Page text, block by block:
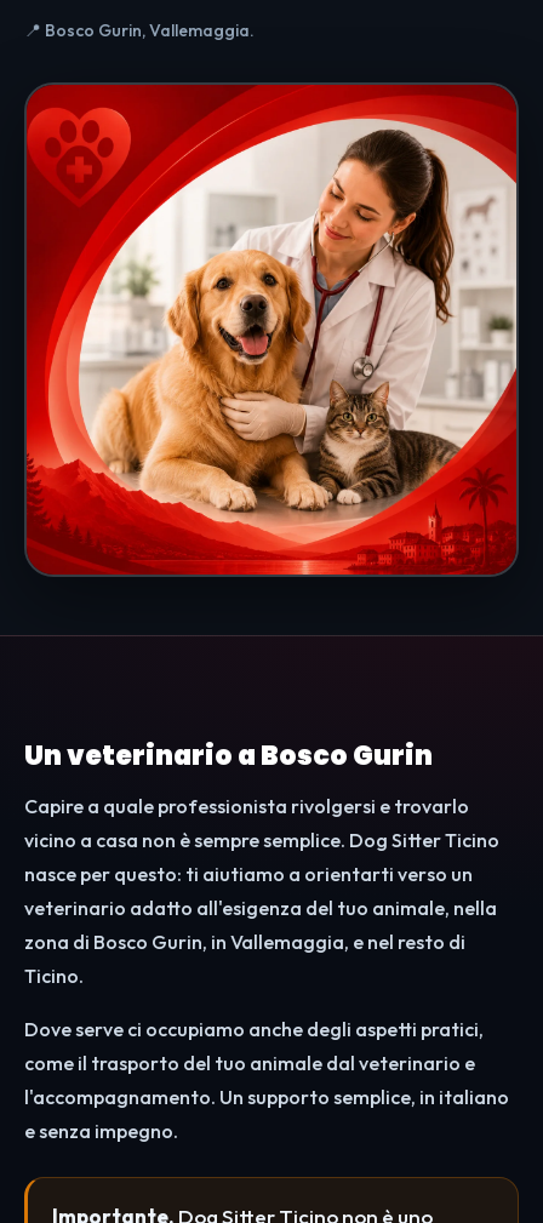
📍 Bosco Gurin, Vallemaggia.
Un veterinario a Bosco Gurin
Capire a quale professionista rivolgersi e trovarlo
vicino a casa non è sempre semplice. Dog Sitter Ticino
nasce per questo: ti aiutiamo a orientarti verso un
veterinario adatto all'esigenza del tuo animale, nella
zona di Bosco Gurin, in Vallemaggia, e nel resto di
Ticino.
Dove serve ci occupiamo anche degli aspetti pratici,
come il trasporto del tuo animale dal veterinario e
l'accompagnamento. Un supporto semplice, in italiano
e senza impegno.
Importante. Dog Sitter Ticino non è uno